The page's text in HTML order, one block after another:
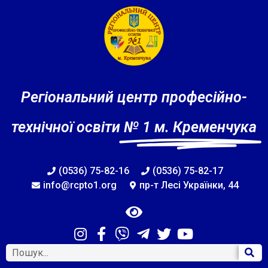
Регіональний центр професійно-
технічної освіти № 1 м. Кременчука
(0536) 75-82-16
(0536) 75-82-17
info@rcpto1.org
пр-т Лесі Українки, 44